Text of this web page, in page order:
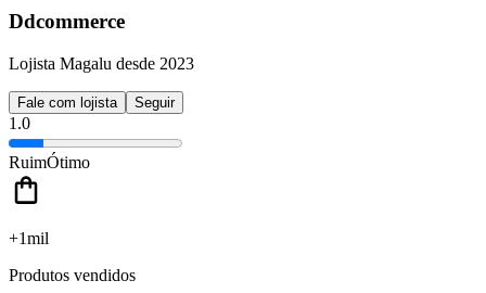
Ddcommerce
Lojista Magalu desde 2023
Fale com lojista Seguir
1.0
RuimÓtimo
+1mil
Produtos vendidos